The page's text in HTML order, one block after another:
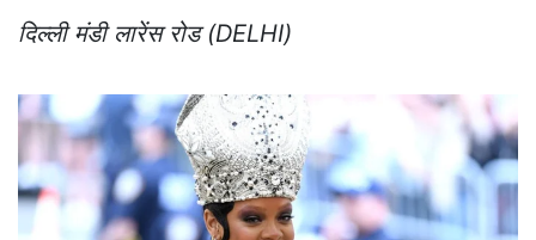
दिल्ली मंडी लारेंस रोड (DELHI)